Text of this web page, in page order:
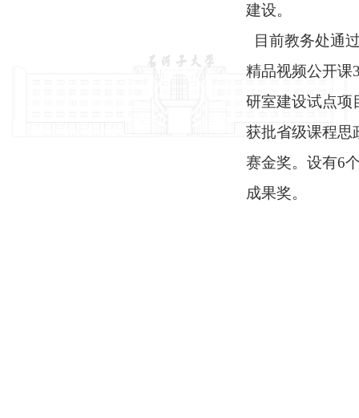
建设。
目前教务处通
精品视频公开课
研室建设试点项
获批省级课程思
赛金奖。设有6
成果奖。